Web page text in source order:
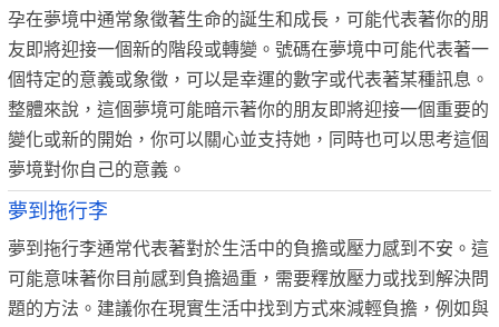
孕在夢境中通常象徵著生命的誕生和成長，可能代表著你的朋
友即將迎接一個新的階段或轉變。號碼在夢境中可能代表著一
個特定的意義或象徵，可以是幸運的數字或代表著某種訊息。
整體來說，這個夢境可能暗示著你的朋友即將迎接一個重要的
變化或新的開始，你可以關心並支持她，同時也可以思考這個
夢境對你自己的意義。
夢到拖行李
夢到拖行李通常代表著對於生活中的負擔或壓力感到不安。這
可能意味著你目前感到負擔過重，需要釋放壓力或找到解決問
題的方法。建議你在現實生活中找到方式來減輕負擔，例如與